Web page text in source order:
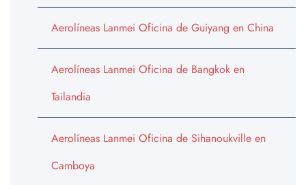
Aerolíneas Lanmei Oficina de Guiyang en China
Aerolíneas Lanmei Oficina de Bangkok en
Tailandia
Aerolíneas Lanmei Oficina de Sihanoukville en
Camboya